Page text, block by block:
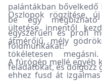
palántákban
be egy
egyszerűen és profi
földmunkákat!
Oszlopok rögzítése,
ültetése innentől
átmérőjű, mély
tökéletesen
feladatokat, és dolgozz
A fúrógép mellé egyéb
ehhez fusd át